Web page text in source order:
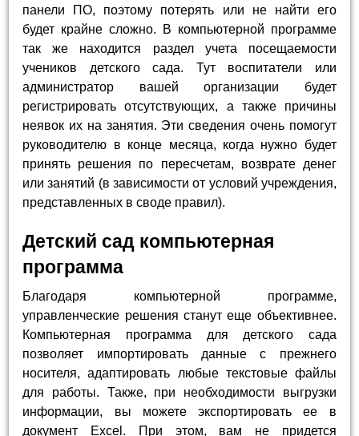
панели ПО, поэтому потерять или не найти его
будет крайне сложно. В компьютерной программе
так же находится раздел учета посещаемости
учеников детского сада. Тут воспитатели или
администратор вашей организации будет
регистрировать отсутствующих, а также причины
неявок их на занятия. Эти сведения очень помогут
руководителю в конце месяца, когда нужно будет
принять решения по пересчетам, возврате денег
или занятий (в зависимости от условий учреждения,
представленных в своде правил).
Детский сад компьютерная
программа
Благодаря компьютерной программе,
управленческие решения станут еще объективнее.
Компьютерная программа для детского сада
позволяет импортировать данные с прежнего
носителя, адаптировать любые текстовые файлы
для работы. Также, при необходимости выгрузки
информации, вы можете экспортировать ее в
документ Excel. При этом, вам не придется